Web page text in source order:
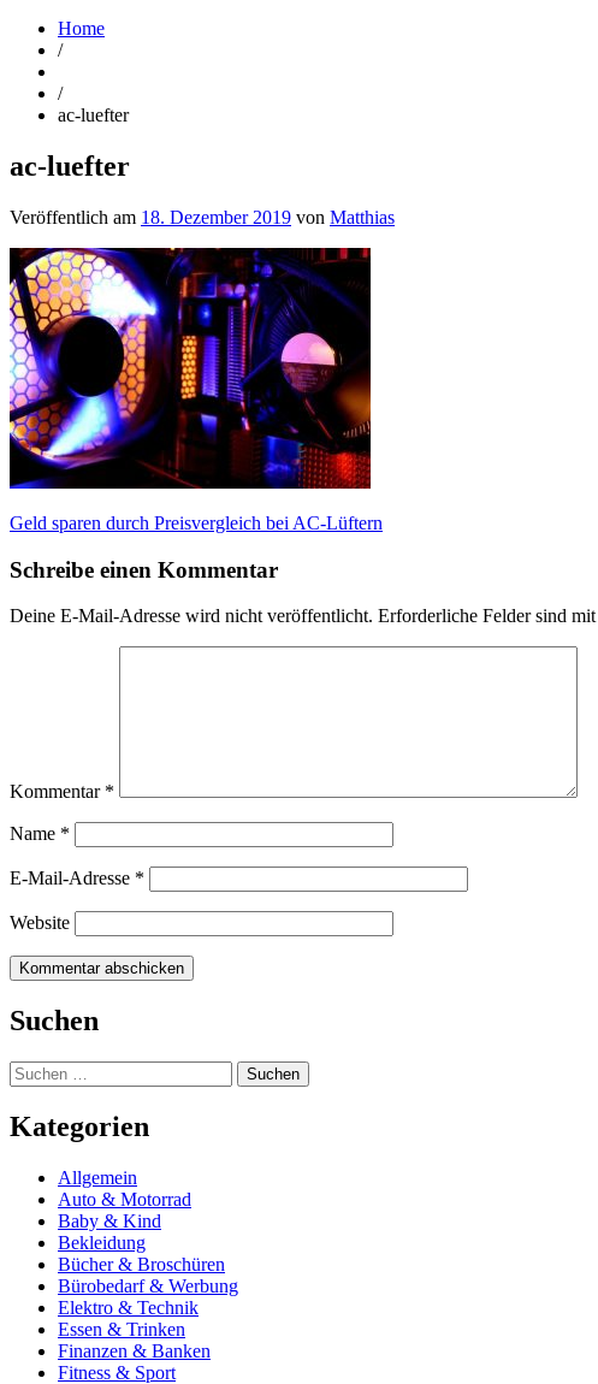
Home
/
/
ac-luefter
ac-luefter
Veröffentlich am 18. Dezember 2019 von Matthias
Beitragsnavigation
Geld sparen durch Preisvergleich bei AC-Lüftern
Schreibe einen Kommentar
Deine E-Mail-Adresse wird nicht veröffentlicht. Erforderliche Felder sind mit
Kommentar *
Name *
E-Mail-Adresse *
Website
Suchen
Suchen
nach:
Kategorien
Allgemein
Auto & Motorrad
Baby & Kind
Bekleidung
Bücher & Broschüren
Bürobedarf & Werbung
Elektro & Technik
Essen & Trinken
Finanzen & Banken
Fitness & Sport